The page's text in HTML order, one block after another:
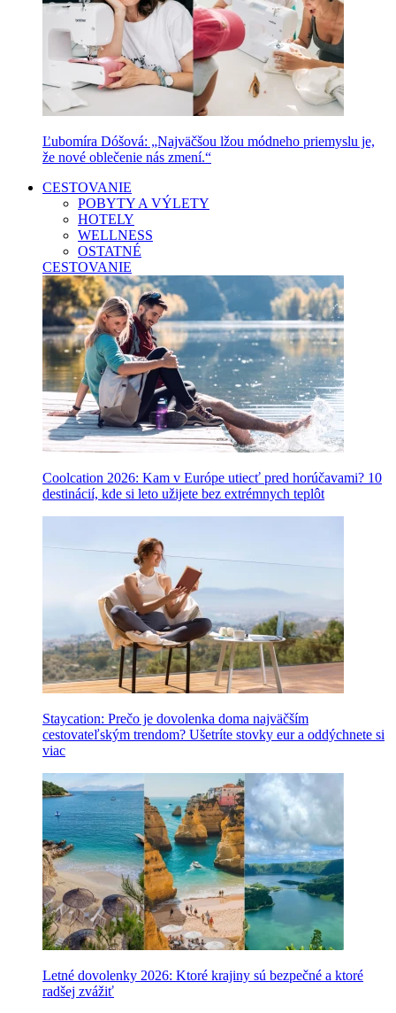
Ľubomíra Dóšová: „Najväčšou lžou módneho priemyslu je,
že nové oblečenie nás zmení.“
CESTOVANIE
POBYTY A VÝLETY
HOTELY
WELLNESS
OSTATNÉ
CESTOVANIE
Coolcation 2026: Kam v Európe utiecť pred horúčavami? 10
destinácií, kde si leto užijete bez extrémnych teplôt
Staycation: Prečo je dovolenka doma najväčším
cestovateľským trendom? Ušetríte stovky eur a oddýchnete si
viac
Letné dovolenky 2026: Ktoré krajiny sú bezpečné a ktoré
radšej zvážiť